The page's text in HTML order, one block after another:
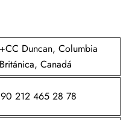
Duncan, Columbia
Británica, Canadá
212 465 28 78